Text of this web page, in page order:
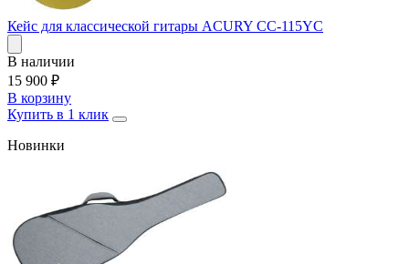
Кейс для классической гитары ACURY CC-115YC
В наличии
15 900 ₽
В корзину
Купить в 1 клик
Новинки